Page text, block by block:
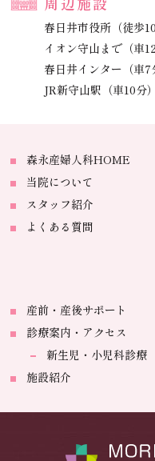
春日井市役所（徒歩10
イオン守山まで（車
春日井インター（車7
JR新守山駅（車10分）
森永産婦人科HOME
当院について
スタッフ紹介
よくある質問
産前・産後サポート
診療案内・アクセス
新生児・小児科診療
施設紹介